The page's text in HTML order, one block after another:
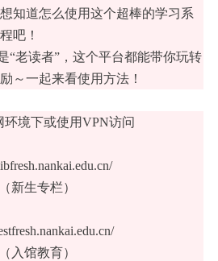
知道怎么使用这个超棒的学习系
吧！
“老读者”，这个平台都能带你玩转
～一起来看使用方法！
环境下或使用VPN访问
（新生专栏）
（入馆教育）